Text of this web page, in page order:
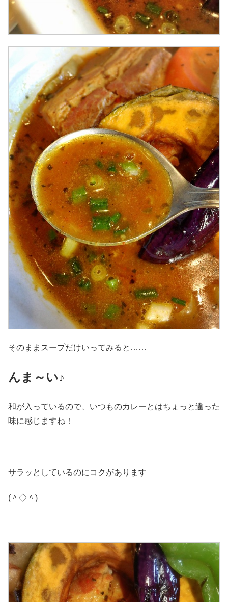
そのままスープだけいってみると……
んま～い♪
和が入っているので、いつものカレーとはちょっと違った
味に感じますね！
サラッとしているのにコクがあります
(＾◇＾)